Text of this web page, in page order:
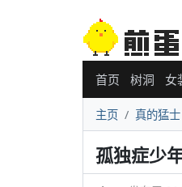
首页 树洞 女
主页 真的猛士
孤独症少